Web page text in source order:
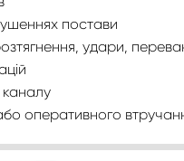
постави
удари,
каналу
оперативного